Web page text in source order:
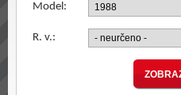
Model:
R. v.: